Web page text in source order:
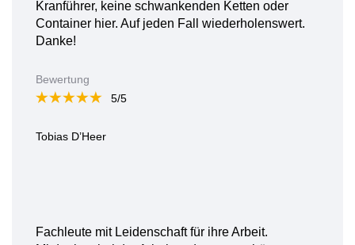
Kranführer, keine schwankenden Ketten oder
Container hier. Auf jeden Fall wiederholenswert.
Danke!
Tobias D’Heer
Bewertung
5/5
Fachleute mit Leidenschaft für ihre Arbeit.